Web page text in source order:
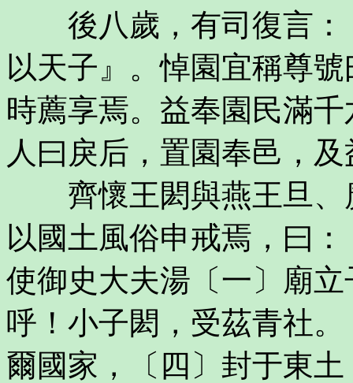
後八歲，有司復言：
以天子』。悼園宜稱尊
時薦享焉。益奉園民滿
人曰戾后，置園奉邑，
齊懷王閎與燕王旦、
以國土風俗申戒焉，曰
使御史大夫湯〔一〕廟
呼！小子閎，受茲青社
爾國家，〔四〕封于東